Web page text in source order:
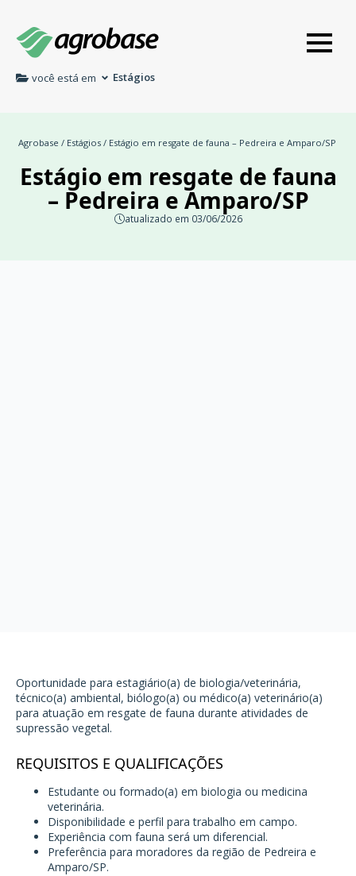
você está em Estágios
Agrobase / Estágios / Estágio em resgate de fauna – Pedreira e Amparo/SP
Estágio em resgate de fauna
– Pedreira e Amparo/SP
atualizado em 03/06/2026
Oportunidade para estagiário(a) de biologia/veterinária,
técnico(a) ambiental, biólogo(a) ou médico(a) veterinário(a)
para atuação em resgate de fauna durante atividades de
supressão vegetal.
REQUISITOS E QUALIFICAÇÕES
Estudante ou formado(a) em biologia ou medicina
veterinária.
Disponibilidade e perfil para trabalho em campo.
Experiência com fauna será um diferencial.
Preferência para moradores da região de Pedreira e
Amparo/SP.